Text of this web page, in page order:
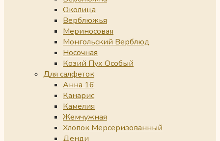
Околица
Верблюжья
Мериносовая
Монгольский Верблюд
Носочная
Козий Пух Особый
Для салфеток
Анна 16
Канарис
Камелия
Жемчужная
Хлопок Мерсеризованный
Денди